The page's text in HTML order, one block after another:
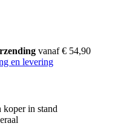
vanaf € 54,90
en levering
koper in stand